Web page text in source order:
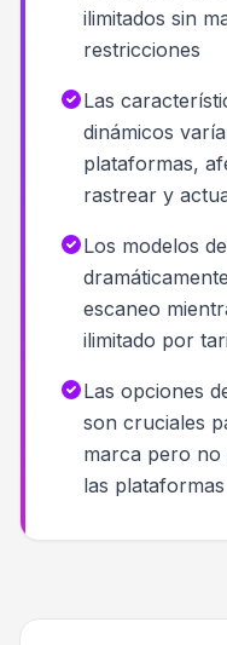
ilimitados sin
restricciones
Las
dinámicos
plataformas,
rastrear y
Los modelos
escaneo
ilimitado por
Las opciones
son cruciales
marca pero no
las plataformas